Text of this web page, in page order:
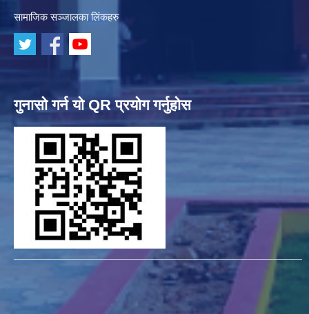
सामाजिक सञ्जालका लिंकहरु
गुनासो गर्न यो QR प्रयोग गर्नुहोस